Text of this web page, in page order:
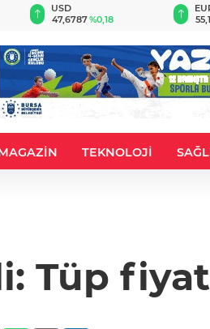
USD
47,6787%0,18
TEKNOLOJİ
Tüp